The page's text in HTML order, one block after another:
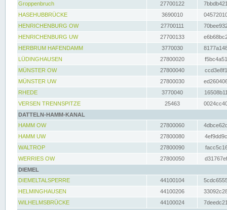
Groppenbruch
27700122
HASEHUBBRÜCKE
3690010
HENRICHENBURG OW
27700111
HENRICHENBURG UW
27700133
HERBRUM HAFENDAMM
3770030
LÜDINGHAUSEN
27800020
MÜNSTER OW
27800040
MÜNSTER UW
27800030
RHEDE
3770040
VERSEN TRENNSPITZE
25463
DATTELN-HAMM-KANAL
HAMM OW
27800060
HAMM UW
27800080
WALTROP
27800090
WERRIES OW
27800050
DIEMEL
DIEMELTALSPERRE
44100104
HELMINGHAUSEN
44100206
WILHELMSBRÜCKE
44100024